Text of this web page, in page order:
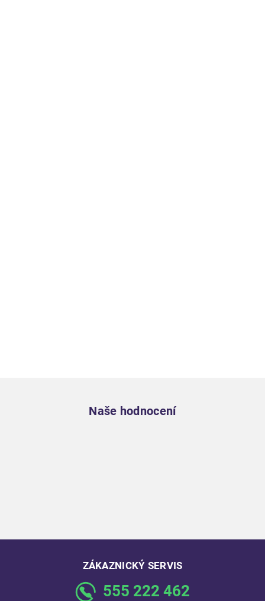
Naše hodnocení
ZÁKAZNICKÝ SERVIS
555 222 462